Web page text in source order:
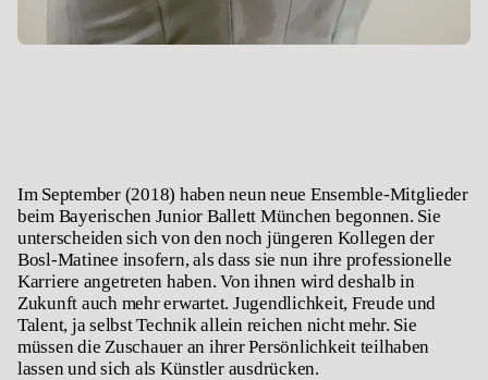
Im September (2018) haben neun neue Ensemble-Mitglieder
beim Bayerischen Junior Ballett München begonnen. Sie
unterscheiden sich von den noch jüngeren Kollegen der
Bosl-Matinee insofern, als dass sie nun ihre professionelle
Karriere angetreten haben. Von ihnen wird deshalb in
Zukunft auch mehr erwartet. Jugendlichkeit, Freude und
Talent, ja selbst Technik allein reichen nicht mehr. Sie
müssen die Zuschauer an ihrer Persönlichkeit teilhaben
lassen und sich als Künstler ausdrücken.